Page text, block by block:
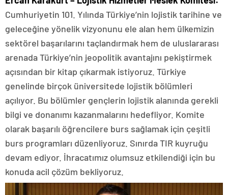
Cumhuriyetin 101. Yılında Türkiye’nin lojistik tarihine ve
geleceğine yönelik vizyonunu ele alan hem ülkemizin
sektörel başarılarını taçlandırmak hem de uluslararası
arenada Türkiye’nin jeopolitik avantajını pekiştirmek
açısından bir kitap çıkarmak istiyoruz. Türkiye
genelinde birçok üniversitede lojistik bölümleri
açılıyor. Bu bölümler gençlerin lojistik alanında gerekli
bilgi ve donanımı kazanmalarını hedefliyor. Komite
olarak başarılı öğrencilere burs sağlamak için çeşitli
burs programları düzenliyoruz. Sınırda TIR kuyruğu
devam ediyor. İhracatımız olumsuz etkilendiği için bu
konuda acil çözüm bekliyoruz.